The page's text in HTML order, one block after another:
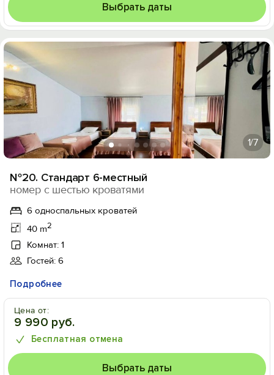
Выбрать даты
1/7
№20. Стандарт 6-местный
номер с шестью кроватями
6 односпальных кроватей
40 m2
Комнат: 1
Гостей: 6
Подробнее
Цена от:
9 990 руб.
Бесплатная отмена
Выбрать даты